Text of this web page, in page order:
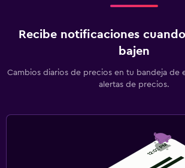
Recibe notificaciones
bajen
Cambios diarios de precios en tu bandeja de
alertas de precios.